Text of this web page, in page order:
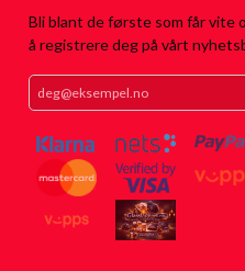
Bli blant de første som får vite
å registrere deg på vårt